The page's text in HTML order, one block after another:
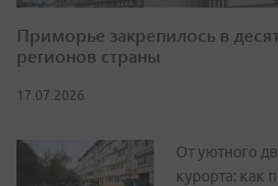
Приморье закрепилось в
регионов страны
17.07.2026
От уютного
курорта: как